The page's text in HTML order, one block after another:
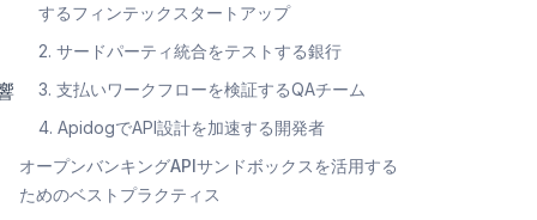
するフィンテックスタートアップ
2. サードパーティ統合をテストする銀行
3. 支払いワークフローを検証するQAチーム
4. ApidogでAPI設計を加速する開発者
オープンバンキングAPIサンドボックスを活用する
ためのベストプラクティス